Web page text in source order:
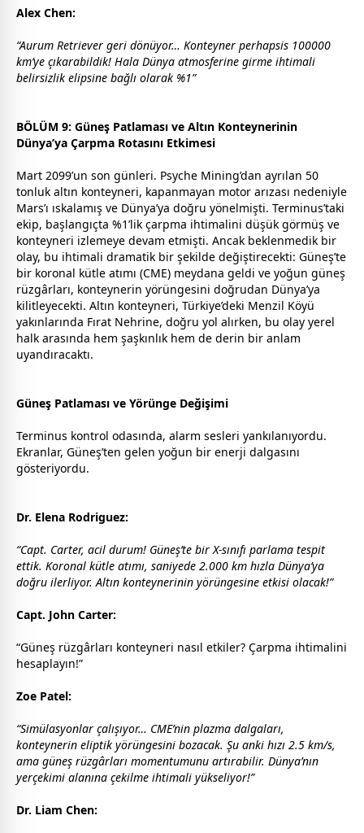
Alex Chen:
“Aurum Retriever geri dönüyor… Konteyner perhapsis 100000
km’ye çıkarabildik! Hala Dünya atmosferine girme ihtimali
belirsizlik elipsine bağlı olarak %1”
BÖLÜM 9: Güneş Patlaması ve Altın Konteynerinin
Dünya’ya Çarpma Rotasını Etkimesi
Mart 2099’un son günleri. Psyche Mining’dan ayrılan 50
tonluk altın konteyneri, kapanmayan motor arızası nedeniyle
Mars’ı ıskalamış ve Dünya’ya doğru yönelmişti. Terminus’taki
ekip, başlangıçta %1’lik çarpma ihtimalini düşük görmüş ve
konteyneri izlemeye devam etmişti. Ancak beklenmedik bir
olay, bu ihtimali dramatik bir şekilde değiştirecekti: Güneş’te
bir koronal kütle atımı (CME) meydana geldi ve yoğun güneş
rüzgârları, konteynerin yörüngesini doğrudan Dünya’ya
kilitleyecekti. Altın konteyneri, Türkiye’deki Menzil Köyü
yakınlarında Fırat Nehrine, doğru yol alırken, bu olay yerel
halk arasında hem şaşkınlık hem de derin bir anlam
uyandıracaktı.
Güneş Patlaması ve Yörünge Değişimi
Terminus kontrol odasında, alarm sesleri yankılanıyordu.
Ekranlar, Güneş’ten gelen yoğun bir enerji dalgasını
gösteriyordu.
Dr. Elena Rodriguez:
“Capt. Carter, acil durum! Güneş’te bir X-sınıfı parlama tespit
ettik. Koronal kütle atımı, saniyede 2.000 km hızla Dünya’ya
doğru ilerliyor. Altın konteynerinin yörüngesine etkisi olacak!”
Capt. John Carter:
“Güneş rüzgârları konteyneri nasıl etkiler? Çarpma ihtimalini
hesaplayın!”
Zoe Patel:
“Simülasyonlar çalışıyor… CME’nin plazma dalgaları,
konteynerin eliptik yörüngesini bozacak. Şu anki hızı 2.5 km/s,
ama güneş rüzgârları momentumunu artırabilir. Dünya’nın
yerçekimi alanına çekilme ihtimali yükseliyor!”
Dr. Liam Chen: